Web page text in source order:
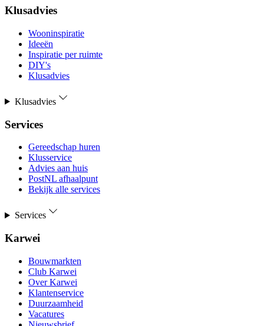
Klusadvies
Wooninspiratie
Ideeën
Inspiratie per ruimte
DIY's
Klusadvies
Klusadvies
Services
Gereedschap huren
Klusservice
Advies aan huis
PostNL afhaalpunt
Bekijk alle services
Services
Karwei
Bouwmarkten
Club Karwei
Over Karwei
Klantenservice
Duurzaamheid
Vacatures